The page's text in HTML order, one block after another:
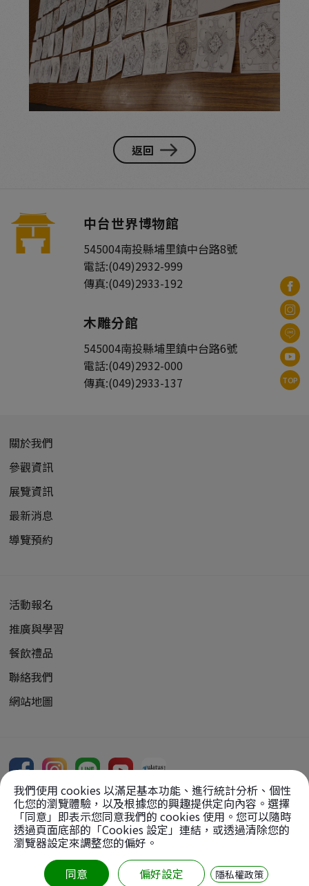
返回
中台世界博物館
545004南投縣埔里鎮中台路8號
電話:(049)2932-999
傳真:(049)2933-192
木雕分館
545004南投縣埔里鎮中台路6號
電話:(049)2932-000
傳真:(049)2933-137
關於我們
參觀資訊
展覽資訊
最新消息
導覽預約
活動報名
推廣與學習
餐飲禮品
聯絡我們
網站地圖
Copyright Reserved, 2026
【轉載圖文請先徵求同意】
TOP
我們使用 cookies 以滿足基本功能、進行統計分析、個性
化您的瀏覽體驗，以及根據您的興趣提供定向內容。選擇
「同意」即表示您同意我們的 cookies 使用。您可以隨時
透過頁面底部的「Cookies 設定」連結，或透過清除您的
瀏覽器設定來調整您的偏好。
同意
偏好設定 隱私權政策